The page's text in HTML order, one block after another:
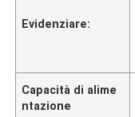
Evidenziare:
Capacità di alime
ntazione